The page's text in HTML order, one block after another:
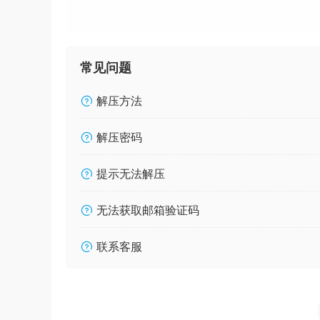
常见问题
解压方法
解压密码
提示无法解压
无法获取邮箱验证码
联系客服